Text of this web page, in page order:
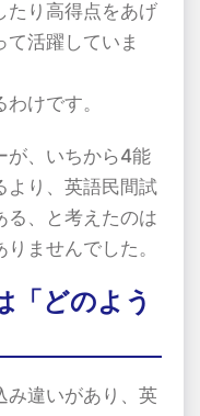
たり高得点をあげ
活躍していま
けです。
が、いちから4能
より、英語民間試
る、と考えたのは
ませんでした。
「どのよう
み違いがあり、英